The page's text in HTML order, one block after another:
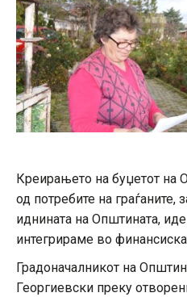
Креирањето на буџетот
од потребите на граѓаните,
иднината на Општината,
интегрираме во
Градоначалникот на
Георгиeвски преку